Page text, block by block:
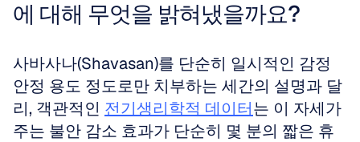
에 대해 무엇을 밝혀냈을까요?
사바사나(Shavasan)를 단순히 일시적인 감정
안정 용도 정도로만 치부하는 세간의 설명과 달
리, 객관적인 전기생리학적 데이터는 이 자세가
주는 불안 감소 효과가 단순히 몇 분의 짧은 휴